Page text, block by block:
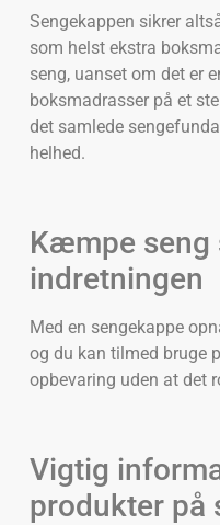
Sengekappen sikrer
som helst ekstra
seng, uanset om det er
boksmadrasser på et
det samlede
helhed.
Kæmpe seng
indretningen
Med en sengekappe
og du kan tilmed bruge
opbevaring uden at det
Vigtig
produkter på